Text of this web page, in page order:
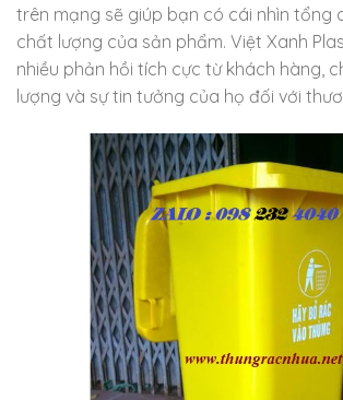
trên mạng sẽ giúp bạn có cái nhìn tổng
chất lượng của sản phẩm. Việt Xanh
nhiều phản hồi tích cực từ khách hàng,
lượng và sự tin tưởng của họ đối với